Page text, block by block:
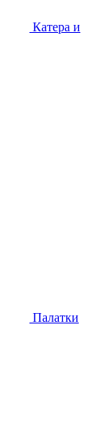
Катера и
Палатки